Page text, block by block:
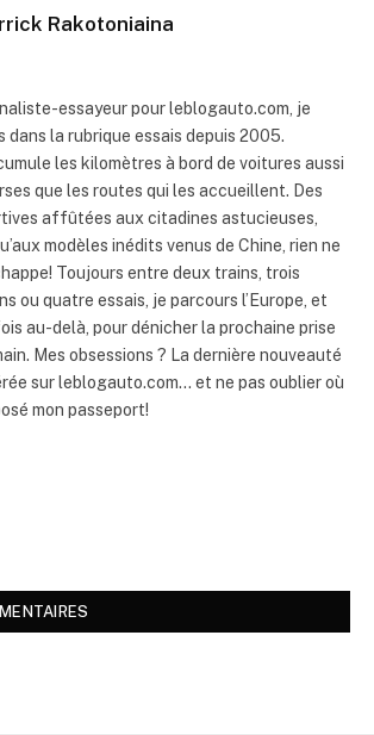
Rakotoniaina
essayeur pour leblogauto.com, je
dans la rubrique essais depuis 2005.
les kilomètres à bord de voitures aussi
que les routes qui les accueillent. Des
affûtées aux citadines astucieuses,
modèles inédits venus de Chine, rien ne
Toujours entre deux trains, trois
ou quatre essais, je parcours l’Europe, et
au-delà, pour dénicher la prochaine prise
Mes obsessions ? La dernière nouveauté
sur leblogauto.com… et ne pas oublier où
mon passeport!